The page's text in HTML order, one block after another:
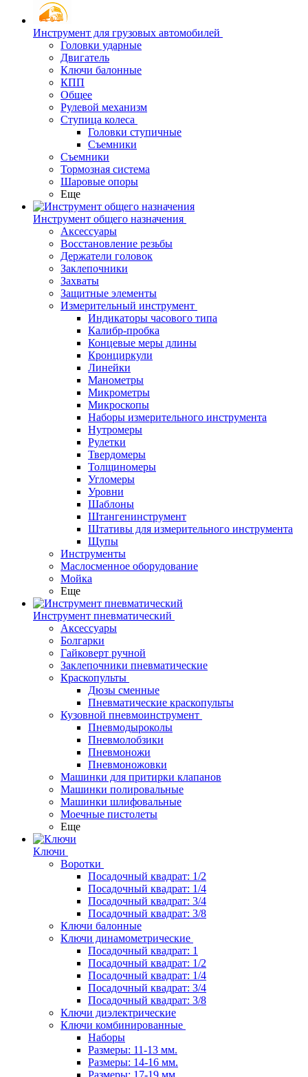
Инструмент для грузовых автомобилей
Головки ударные
Двигатель
Ключи балонные
КПП
Общее
Рулевой механизм
Ступица колеса
Головки ступичные
Съемники
Съемники
Тормозная система
Шаровые опоры
Еще
Инструмент общего назначения
Аксессуары
Восстановление резьбы
Держатели головок
Заклепочники
Захваты
Защитные элементы
Измерительный инструмент
Индикаторы часового типа
Калибр-пробка
Концевые меры длины
Кронциркули
Линейки
Манометры
Микрометры
Микроскопы
Наборы измерительного инструмента
Нутромеры
Рулетки
Твердомеры
Толщиномеры
Угломеры
Уровни
Шаблоны
Штангенинструмент
Штативы для измерительного инструмента
Щупы
Инструменты
Маслосменное оборудование
Мойка
Еще
Инструмент пневматический
Аксессуары
Болгарки
Гайковерт ручной
Заклепочники пневматические
Краскопульты
Дюзы сменные
Пневматические краскопульты
Кузовной пневмоинструмент
Пневмодыроколы
Пневмолобзики
Пневмоножи
Пневмоножовки
Машинки для притирки клапанов
Машинки полировальные
Машинки шлифовальные
Моечные пистолеты
Еще
Ключи
Воротки
Посадочный квадрат: 1/2
Посадочный квадрат: 1/4
Посадочный квадрат: 3/4
Посадочный квадрат: 3/8
Ключи балонные
Ключи динамометрические
Посадочный квадрат: 1
Посадочный квадрат: 1/2
Посадочный квадрат: 1/4
Посадочный квадрат: 3/4
Посадочный квадрат: 3/8
Ключи диэлектрические
Ключи комбинированные
Наборы
Размеры: 11-13 мм.
Размеры: 14-16 мм.
Размеры: 17-19 мм.